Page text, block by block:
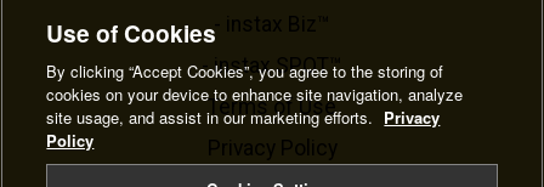
- instax Biz™
- instax SPOT™
Terms of Use
Privacy Policy
Use of Cookies
By clicking “Accept Cookies”, you agree to the storing of
cookies on your device to enhance site navigation, analyze
site usage, and assist in our marketing efforts. Privacy
Policy